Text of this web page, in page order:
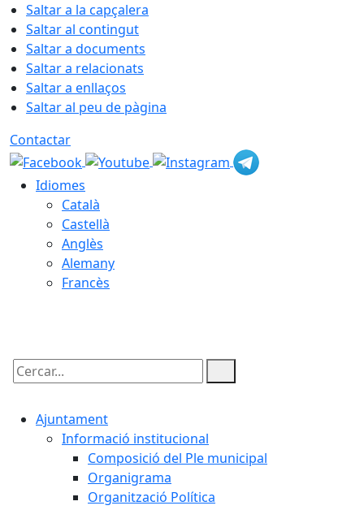
Saltar a la capçalera
Saltar al contingut
Saltar a documents
Saltar a relacionats
Saltar a enllaços
Saltar al peu de pàgina
Contactar
Idiomes
Català
Castellà
Anglès
Alemany
Francès
Cercar:
Ajuntament
Informació institucional
Composició del Ple municipal
Organigrama
Organització Política